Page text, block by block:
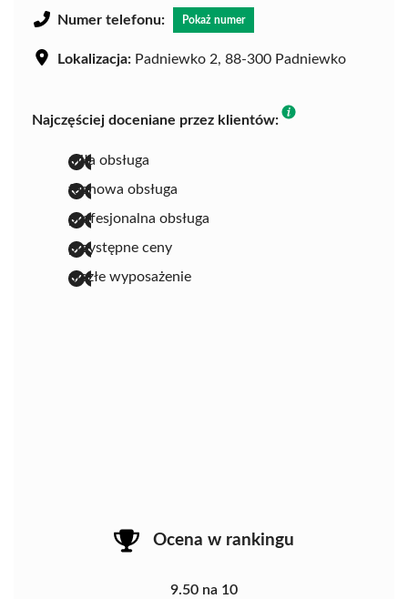
Numer telefonu: Pokaż numer
Lokalizacja: Padniewko 2, 88-300 Padniewko
Najczęściej doceniane przez klientów:
miła obsługa
fachowa obsługa
profesjonalna obsługa
przystępne ceny
niezłe wyposażenie
Ocena w rankingu
9.50 na 10